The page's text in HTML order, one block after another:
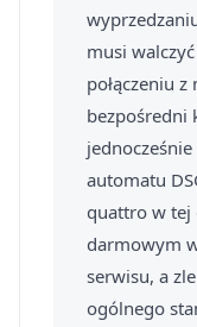
musi
połączeniu
bezpośredni
automatu
quattro w tej
darmowym
serwisu, a
ogólnego